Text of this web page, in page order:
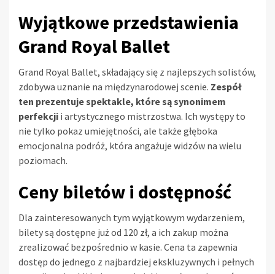
Wyjątkowe przedstawienia
Grand Royal Ballet
Grand Royal Ballet, składający się z najlepszych solistów,
zdobywa uznanie na międzynarodowej scenie. Zespół
ten prezentuje spektakle, które są synonimem
perfekcji i artystycznego mistrzostwa. Ich występy to
nie tylko pokaz umiejętności, ale także głęboka
emocjonalna podróż, która angażuje widzów na wielu
poziomach.
Ceny biletów i dostępność
Dla zainteresowanych tym wyjątkowym wydarzeniem,
bilety są dostępne już od 120 zł, a ich zakup można
zrealizować bezpośrednio w kasie. Cena ta zapewnia
dostęp do jednego z najbardziej ekskluzywnych i pełnych